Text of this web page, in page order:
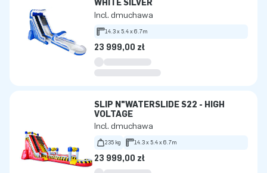
WHITE SILVER
Incl. dmuchawa
14.3 x 5.4 x 6.7m
23 999,00 zł
SLIP N"WATERSLIDE S22 - HIGH
VOLTAGE
Incl. dmuchawa
235 kg 14.3 x 5.4 x 6.7m
23 999,00 zł